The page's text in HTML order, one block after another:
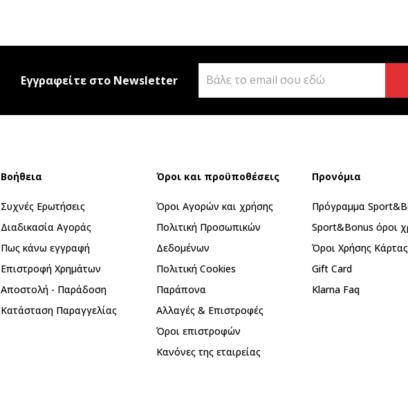
Εγγραφείτε στο Newsletter
Βοήθεια
Συχνές Ερωτήσεις
Διαδικασία Αγοράς
Πως κάνω εγγραφή
Επιστροφή Xρημάτων
Αποστολή - Παράδοση
Κατάσταση Παραγγελίας
Όροι και προϋποθέσεις
Όροι Αγορών και χρήσης
Πολιτική Προσωπικών
Δεδομένων
Πολιτική Cookies
Παράπονα
Αλλαγές & Επιστροφές
Όροι επιστροφών
Κανόνες της εταιρείας
Προνόμια
Πρόγραμμα
Sport&Bonus όροι
Όροι Χρήσης
Gift Card
Klarna Faq